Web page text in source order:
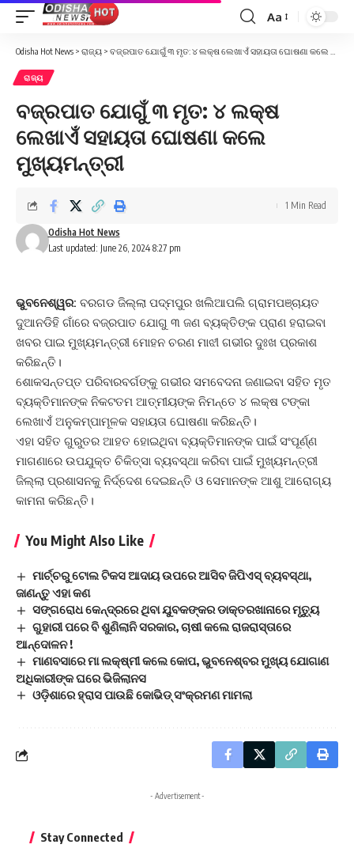
Font
Aa
Odisha Hot News > ରାଜ୍ୟ > ବଜ୍ରପାତ ଯୋଗୁଁ ୩ ମୃତ: ୪ ଲକ୍ଷ ଲେଖାଏଁ ସହାୟତା ଘୋଷଣା କଲେ ମୁଖ୍ୟମନ୍ତ୍ରୀ
ରାଜ୍ୟ
ବଜ୍ରପାତ ଯୋଗୁଁ ୩ ମୃତ: ୪ ଲକ୍ଷ
ଲେଖାଏଁ ସହାୟତା ଘୋଷଣା କଲେ
ମୁଖ୍ୟମନ୍ତ୍ରୀ
Last updated: June 26, 2024 8:27 pm
Odisha Hot News
1 Min Read
ଭୁବନେଶ୍ୱର: ବରଗଡ ଜିଲ୍ଲା ପଦ୍ମପୁର ଖଲିଆପଲି ଗ୍ରାମପଞ୍ଚାୟତ
ଦୁଆନଡିହି ଗାଁରେ ବଜ୍ରପାତ ଯୋଗୁ ୩ ଜଣ ବ୍ୟକ୍ତିଙ୍କ ପ୍ରାଣ ହରାଇବା
ଖବର ପାଇ ମୁଖ୍ୟମନ୍ତ୍ରୀ ମୋହନ ଚରଣ ମାଝୀ ଗଭୀର ଦୁଃଖ ପ୍ରକାଶ
କରିଛନ୍ତି।
ଶୋକସନ୍ତପ୍ତ ପରିବାରବର୍ଗଙ୍କୁ ଗଭୀର ସମବେଦନା ଜଣାଇବା ସହିତ ମୃତ
ବ୍ୟକ୍ତିମାନଙ୍କ ନିକଟତମ ଆତ୍ମୀୟଙ୍କ ନିମନ୍ତେ ୪ ଲକ୍ଷ ଟଙ୍କା
ଲେଖାଏଁ ଅନୁକମ୍ପାମୂଳକ ସହାୟତା ଘୋଷଣା କରିଛନ୍ତି।
ଏହା ସହିତ ଗୁରୁତର ଆହତ ହୋଇଥିବା ବ୍ୟକ୍ତିମାନଙ୍କ ପାଇଁ ସଂପୂର୍ଣ୍ଣ
ମାଗଣାରେ ଉପଯୁକ୍ତ ଚିକିତ୍ସା ବ୍ୟବସ୍ଥା କରିବା ପାଇଁ ମୁଖ୍ୟମନ୍ତ୍ରୀ
ଜିଲ୍ଲା ପ୍ରଶାସନକୁ ନିର୍ଦ୍ଦେଶ ଦେଇଛନ୍ତି ଓ ସେମାନଙ୍କ ଆଶୁ ଆରୋଗ୍ୟ
କାମନା କରିଛନ୍ତି।
You Might Also Like
ମାର୍ଚ୍ଚରୁ ଟୋଲ ଟିକସ ଆଦାୟ ଉପରେ ଆସିବ ଜିପିଏସ୍ ବ୍ୟବସ୍ଥା,
ଜାଣନ୍ତୁ ଏହା କଣ
ସଙ୍ଗରୋଧ କେନ୍ଦ୍ରରେ ଥିବା ଯୁବକଙ୍କର ଡାକ୍ତରଖାନାରେ ମୃତ୍ୟୁ
ଗୁହାରୀ ପରେ ବି ଶୁଣିଲାନି ସରକାର, ଚାଷୀ କଲେ ରାଜରାସ୍ତାରେ
ଆନ୍ଦୋଳନ !
ମାଣବସାରେ ମା ଲକ୍ଷ୍ମୀ କଲେ କୋପ, ଭୁବନେଶ୍ବର ମୁଖ୍ୟ ଯୋଗାଣ
ଅଧିକାରୀଙ୍କ ଘରେ ଭିଜିଲାନସ
ଓଡ଼ିଶାରେ ହ୍ରାସ ପାଉଛି କୋଭିଡ୍ ସଂକ୍ରମଣ ମାମଲା
- Advertisement -
Stay Connected